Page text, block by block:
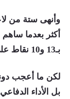
وأنهى ستة من
أكثر بعدما
بـ13 و10 نقاط على التوالي.
لكن ما أعجب
بل الأداء